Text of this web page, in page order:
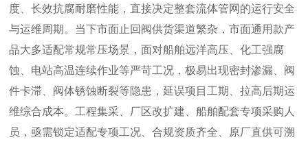
度、长效抗腐耐磨性能，直接决定整套流体管网的运行安全
与运维周期。当下市面止回阀供货渠道繁杂，市面通用款产
品大多适配常规常压场景，面对船舶远洋高压、化工强腐
蚀、电站高温连续作业等严苛工况，极易出现密封渗漏、阀
件卡滞、阀体锈蚀断裂等隐患，延误项目工期、拉高后期运
维综合成本。工程集采、厂区改扩建、船舶配套专项采购人
员，亟需锁定适配专项工况、合规资质齐全、原厂直供可溯